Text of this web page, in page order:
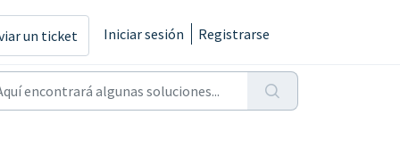
un ticket Iniciar sesión Registrarse